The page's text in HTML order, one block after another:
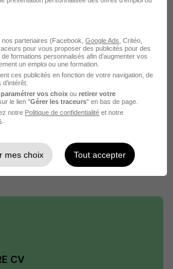
deAgent d'exploitation
CV
nos partenaires (Facebook, Google Ads , Critéo,
pour vous proposer des publicités pour des
formations personnalisés afin d’augmenter vos
un emploi ou une formation.
ces publicités en fonction de votre navigation, de
paramétrer vos choix ou retirer votre
le lien "Gérer les traceurs" en bas de page.
notre Politique de confidentialité et notre
mes choix Tout accepter